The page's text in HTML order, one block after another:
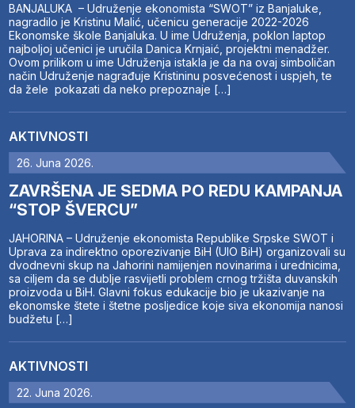
BANJALUKA – Udruženje ekonomista “SWOT” iz Banjaluke,
nagradilo je Kristinu Malić, učenicu generacije 2022-2026
Ekonomske škole Banjaluka. U ime Udruženja, poklon laptop
najboljoj učenici je uručila Danica Krnjaić, projektni menadžer.
Ovom prilikom u ime Udruženja istakla je da na ovaj simboličan
način Udruženje nagrađuje Kristininu posvećenost i uspjeh, te
da žele pokazati da neko prepoznaje […]
AKTIVNOSTI
26. Juna 2026.
ZAVRŠENA JE SEDMA PO REDU KAMPANJA
“STOP ŠVERCU”
JAHORINA – Udruženje ekonomista Republike Srpske SWOT i
Uprava za indirektno oporezivanje BiH (UIO BiH) organizovali su
dvodnevni skup na Jahorini namijenjen novinarima i urednicima,
sa ciljem da se dublje rasvijetli problem crnog tržišta duvanskih
proizvoda u BiH. Glavni fokus edukacije bio je ukazivanje na
ekonomske štete i štetne posljedice koje siva ekonomija nanosi
budžetu […]
AKTIVNOSTI
22. Juna 2026.